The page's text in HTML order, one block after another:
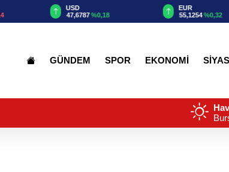
%0,18 %0,32
GÜNDEM SPOR EKONOMİ